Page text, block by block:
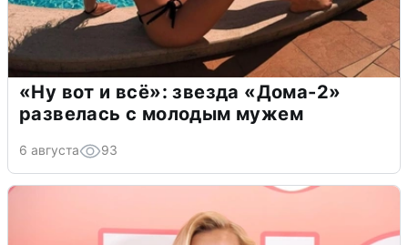
«Ну вот и всё»: звезда «Дома-2»
развелась с молодым мужем
6 августа 93